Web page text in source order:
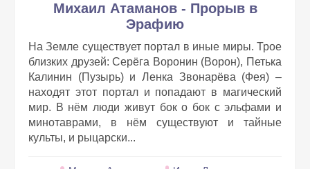
Михаил Атаманов - Прорыв в
Эрафию
На Земле существует портал в иные миры. Трое
близких друзей: Серёга Воронин (Ворон), Петька
Калинин (Пузырь) и Ленка Звонарёва (Фея) –
находят этот портал и попадают в магический
мир. В нём люди живут бок о бок с эльфами и
минотаврами, в нём существуют и тайные
культы, и рыцарски...